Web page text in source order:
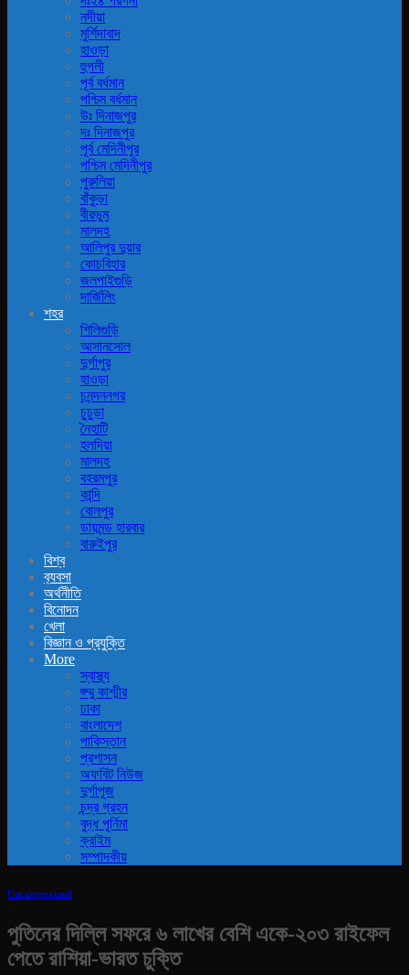
নদীয়া
মুর্শিদাবাদ
হাওড়া
হুগলী
পূর্ব বর্ধমান
পশ্চিম বর্ধমান
উঃ দিনাজপুর
দঃ দিনাজপুর
পূর্ব মেদিনীপুর
পশ্চিম মেদিনীপুর
পুরুলিয়া
বাঁকুড়া
বীরভুম
মালদহ
আলিপুর দুয়ার
কোচবিহার
জলপাইগুড়ি
দার্জিলিং
শহর
শিলিগুড়ি
আসানসোল
দুর্গাপুর
হাওড়া
চনন্দননগর
চুচুড়া
নৈহাটি
হলদিয়া
মালদহ
বহরমপুর
কান্দি
বোলপুর
ডায়মন্ড হারবার
বারুইপুর
বিশ্ব
ব‍্যবসা
অর্থনীতি
বিনোদন
খেলা
বিজ্ঞান ও প্রযুক্তি
More
স্বাস্থ্য
জ্ম্মু কাশ্মীর
ঢাকা
বাংলাদেশ
পাকিস্তান
প্রশাসন
অফবিট নিউজ
দুর্গাপূজ
চন্দ্র গ্রহন
বুদ্ধ পূর্নিমা
ক্রাইম
সম্পাদকীয়
Uncategorized
পুতিনের দিল্লি সফরে ৬ লাখের বেশি একে-২০৩ রাইফেল
পেতে রাশিয়া-ভারত চুক্তি